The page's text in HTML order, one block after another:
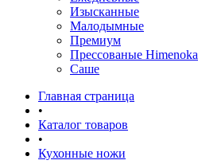
Изысканные
Малодымные
Премиум
Прессованые Himenoka
Саше
Главная страница
•
Каталог товаров
•
Кухонные ножи